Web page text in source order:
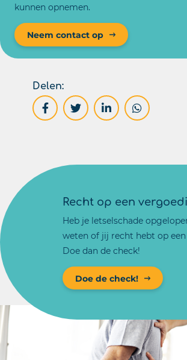
kunnen opnemen.
Neem contact op
Delen:
Recht op een
Heb je letselschade
weten of jij recht hebt op
Doe dan de check!
Doe de check!